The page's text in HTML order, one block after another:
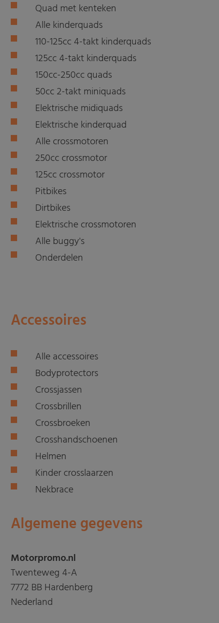
Quad met kenteken
Alle kinderquads
110-125cc 4-takt kinderquads
125cc 4-takt kinderquads
150cc-250cc quads
50cc 2-takt miniquads
Elektrische midiquads
Elektrische kinderquad
Alle crossmotoren
250cc crossmotor
125cc crossmotor
Pitbikes
Dirtbikes
Elektrische crossmotoren
Alle buggy's
Onderdelen
Accessoires
Alle accessoires
Bodyprotectors
Crossjassen
Crossbrillen
Crossbroeken
Crosshandschoenen
Helmen
Kinder crosslaarzen
Nekbrace
Algemene gegevens
Motorpromo.nl
Twenteweg 4-A
7772 BB Hardenberg
Nederland